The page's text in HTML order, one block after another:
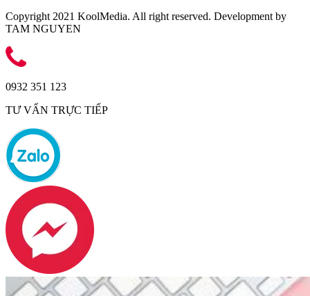
Copyright 2021 KoolMedia. All right reserved. Development by
TAM NGUYEN
0932 351 123
TƯ VẤN TRỰC TIẾP